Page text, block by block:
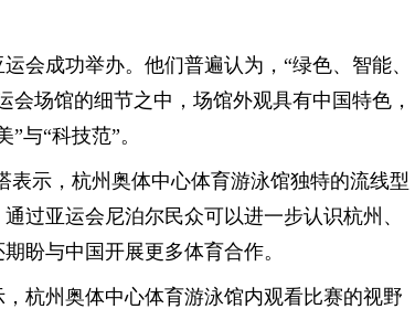
会成功举办。他们普遍认为，“绿色、智能、
会场馆的细节之中，场馆外观具有中国特色，
与“科技范”。
表示，杭州奥体中心体育游泳馆独特的流线型
过亚运会尼泊尔民众可以进一步认识杭州、
盼与中国开展更多体育合作。
杭州奥体中心体育游泳馆内观看比赛的视野